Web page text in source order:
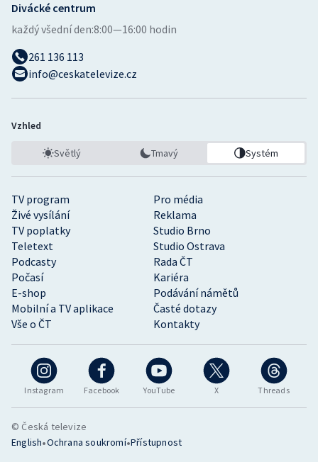
Instagram Facebook YouTube X Threads
TV program
Pro média
Živé vysílání
Reklama
TV poplatky
Studio Brno
Teletext
Studio Ostrava
Podcasty
Rada ČT
Počasí
Kariéra
E-shop
Podávání námětů
Mobilní a TV aplikace
Časté dotazy
Vše o ČT
Kontakty
Divácké centrum
každý všední den:8:00—16:00 hodin
261 136 113
info@ceskatelevize.cz
Vzhled
Světlý Tmavý Systém
© Česká televize
English•Ochrana soukromí•Přístupnost